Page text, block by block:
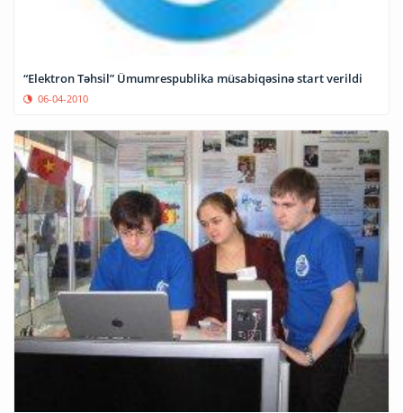
“Elektron Təhsil” Ümumrespublika müsabiqəsinə start verildi
06-04-2010